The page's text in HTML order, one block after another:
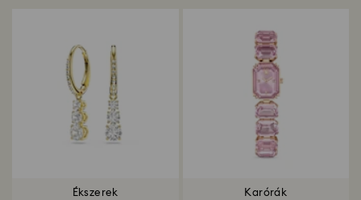
Ékszerek Karórák